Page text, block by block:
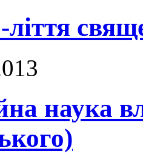
наука